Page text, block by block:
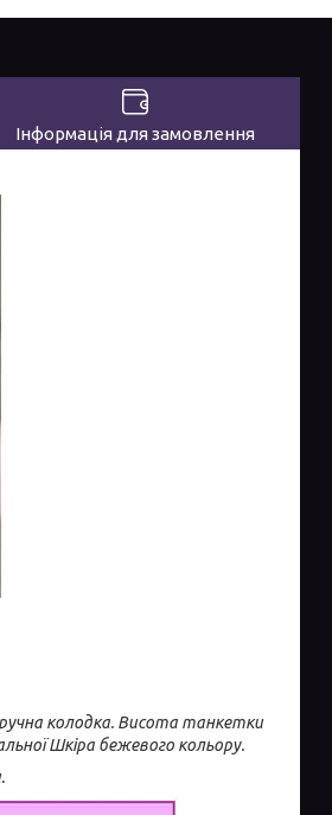
Інформація для замовлення
колодка. Висота танкетки
Шкіра бежевого кольору.